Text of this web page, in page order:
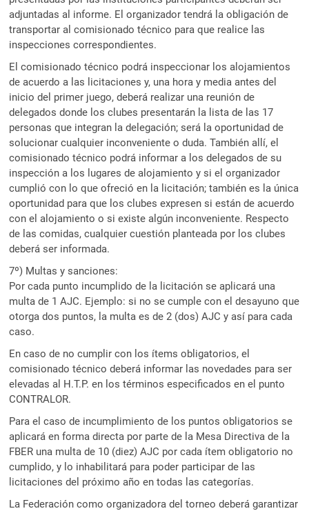
adjuntadas al informe. El organizador tendrá la obligación de
transportar al comisionado técnico para que realice las
inspecciones correspondientes.
El comisionado técnico podrá inspeccionar los alojamientos
de acuerdo a las licitaciones y, una hora y media antes del
inicio del primer juego, deberá realizar una reunión de
delegados donde los clubes presentarán la lista de las 17
personas que integran la delegación; será la oportunidad de
solucionar cualquier inconveniente o duda. También allí, el
comisionado técnico podrá informar a los delegados de su
inspección a los lugares de alojamiento y si el organizador
cumplió con lo que ofreció en la licitación; también es la única
oportunidad para que los clubes expresen si están de acuerdo
con el alojamiento o si existe algún inconveniente. Respecto
de las comidas, cualquier cuestión planteada por los clubes
deberá ser informada.
7º) Multas y sanciones:
Por cada punto incumplido de la licitación se aplicará una
multa de 1 AJC. Ejemplo: si no se cumple con el desayuno que
otorga dos puntos, la multa es de 2 (dos) AJC y así para cada
caso.
En caso de no cumplir con los ítems obligatorios, el
comisionado técnico deberá informar las novedades para ser
elevadas al H.T.P. en los términos especificados en el punto
CONTRALOR.
Para el caso de incumplimiento de los puntos obligatorios se
aplicará en forma directa por parte de la Mesa Directiva de la
FBER una multa de 10 (diez) AJC por cada ítem obligatorio no
cumplido, y lo inhabilitará para poder participar de las
licitaciones del próximo año en todas las categorías.
La Federación como organizadora del torneo deberá garantizar